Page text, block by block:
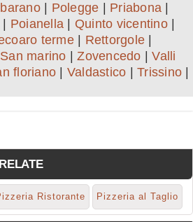
| Polegge Priabona
Poianella Quinto vicentino|
terme| Rettorgole
San marino |Zovencedo |Valli
floriano Valdastico Trissino
Ristorante Pizzeria al Taglio